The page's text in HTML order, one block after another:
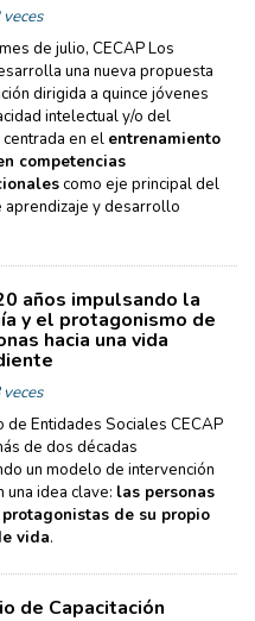
veces
de julio, CECAP Los
una nueva propuesta
dirigida a quince jóvenes
intelectual y/o del
en el entrenamiento
competencias
como eje principal del
aprendizaje y desarrollo
años impulsando la
y el protagonismo de
hacia una vida
veces
de Entidades Sociales CECAP
de dos décadas
un modelo de intervención
una idea clave: las personas
de su propio
vida.
de Capacitación